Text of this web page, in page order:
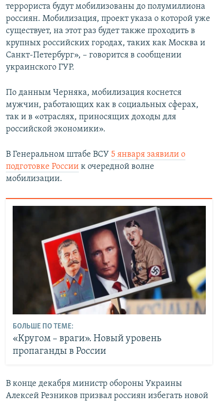
террориста будут мобилизованы до полумиллиона
россиян. Мобилизация, проект указа о которой уже
существует, на этот раз будет также проходить в
крупных российских городах, таких как Москва и
Санкт-Петербург», – говорится в сообщении
украинского ГУР.
По данным Черняка, мобилизация коснется
мужчин, работающих как в социальных сферах,
так и в «отраслях, приносящих доходы для
российской экономики».
В Генеральном штабе ВСУ 5 января заявили о
подготовке России к очередной волне
мобилизации.
БОЛЬШЕ ПО ТЕМЕ:
«Кругом – враги». Новый уровень
пропаганды в России
В конце декабря министр обороны Украины
Алексей Резников призвал россиян избегать новой